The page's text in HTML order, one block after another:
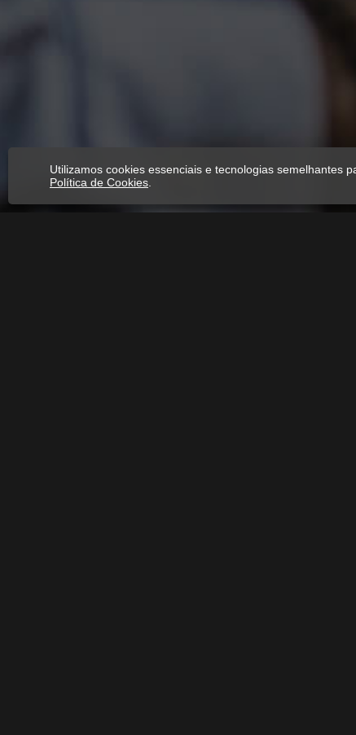
Utilizamos cookies essenciais e tecnologias semelhantes
Política de Cookies